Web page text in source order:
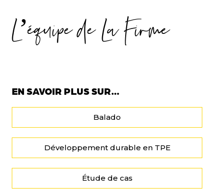
L’équipe de La Firme
EN SAVOIR PLUS SUR…
Balado
Développement durable en TPE
Étude de cas